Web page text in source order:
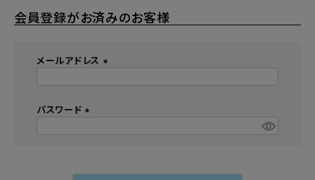
会員登録がお済みのお客様
メールアドレス
)
パスワード